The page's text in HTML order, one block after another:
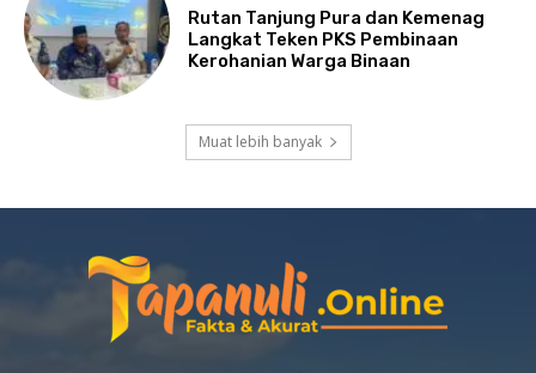
Rutan Tanjung Pura dan Kemenag
Langkat Teken PKS Pembinaan
Kerohanian Warga Binaan
Muat lebih banyak